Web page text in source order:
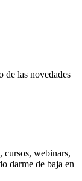
de las novedades
cursos, webinars,
darme de baja en